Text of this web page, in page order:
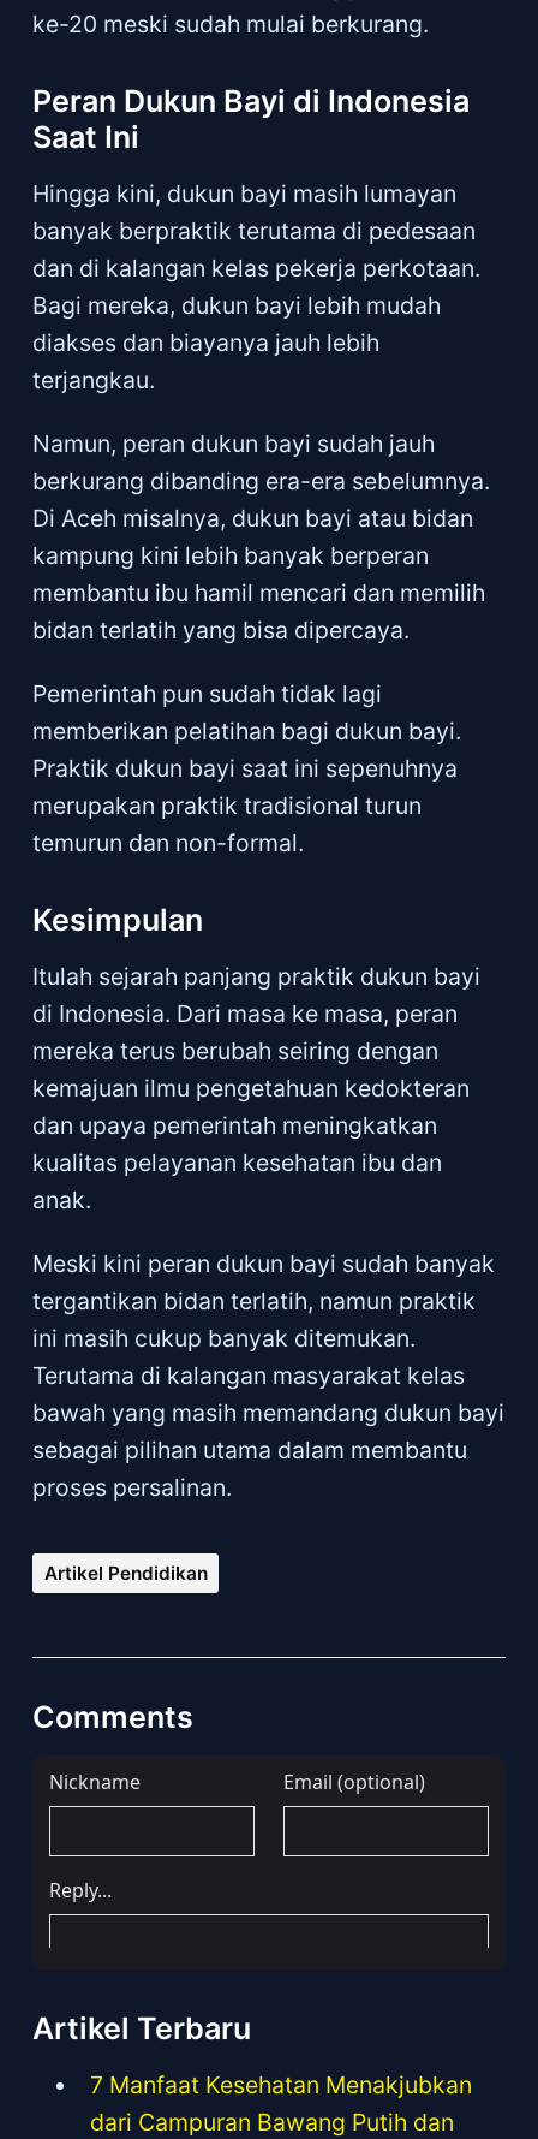
ke-20 meski sudah mulai berkurang.
Peran Dukun Bayi di Indonesia
Saat Ini
Hingga kini, dukun bayi masih lumayan
banyak berpraktik terutama di pedesaan
dan di kalangan kelas pekerja perkotaan.
Bagi mereka, dukun bayi lebih mudah
diakses dan biayanya jauh lebih
terjangkau.
Namun, peran dukun bayi sudah jauh
berkurang dibanding era-era sebelumnya.
Di Aceh misalnya, dukun bayi atau bidan
kampung kini lebih banyak berperan
membantu ibu hamil mencari dan memilih
bidan terlatih yang bisa dipercaya.
Pemerintah pun sudah tidak lagi
memberikan pelatihan bagi dukun bayi.
Praktik dukun bayi saat ini sepenuhnya
merupakan praktik tradisional turun
temurun dan non-formal.
Kesimpulan
Itulah sejarah panjang praktik dukun bayi
di Indonesia. Dari masa ke masa, peran
mereka terus berubah seiring dengan
kemajuan ilmu pengetahuan kedokteran
dan upaya pemerintah meningkatkan
kualitas pelayanan kesehatan ibu dan
anak.
Meski kini peran dukun bayi sudah banyak
tergantikan bidan terlatih, namun praktik
ini masih cukup banyak ditemukan.
Terutama di kalangan masyarakat kelas
bawah yang masih memandang dukun bayi
sebagai pilihan utama dalam membantu
proses persalinan.
Artikel Pendidikan
Comments
Artikel Terbaru
7 Manfaat Kesehatan Menakjubkan
dari Campuran Bawang Putih dan